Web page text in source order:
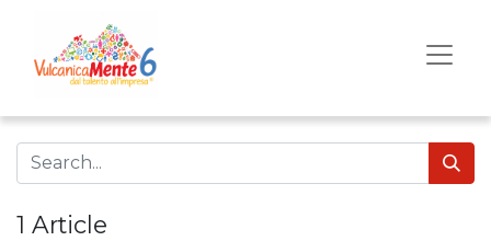
1 Article